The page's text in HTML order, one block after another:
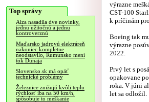
Top správy
Alza nasadila dve novinky,
jednu užitočnú a jednu
kontroverznú
Maďarsko jadrovú elektráreň
nakoniec kompletne
neodstavilo, Rumunsko mení
tok Dunaja
Slovensko.sk má opäť
technické problémy
Železnice znižujú kvôli teplu
rýchlosť iba na 50 km/h,
spôsobuje to meškanie
výrazne
CST-100
k príčinám
Boeing tak
výrazne
2022.
Prvý let s
opakovane
roka. V júni
let sa odložil.